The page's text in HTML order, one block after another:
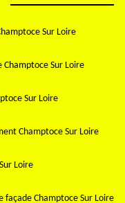
Sur Loire
Champtoce Sur Loire
Sur Loire
Champtoce Sur Loire
Loire
façade Champtoce Sur Loire